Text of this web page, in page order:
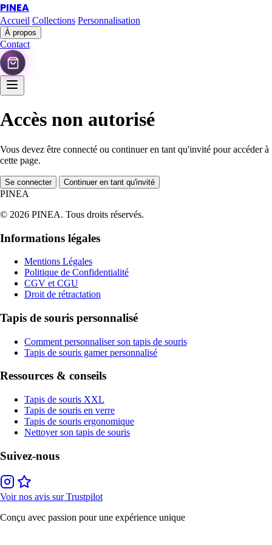
PINEA
Accueil Collections Personnalisation
À propos
Contact
Accès non autorisé
Vous devez être connecté ou continuer en tant qu'invité pour accéder à
cette page.
Se connecter Continuer en tant qu'invité
PINEA
© 2026 PINEA. Tous droits réservés.
Informations légales
Mentions Légales
Politique de Confidentialité
CGV et CGU
Droit de rétractation
Tapis de souris personnalisé
Comment personnaliser son tapis de souris
Tapis de souris gamer personnalisé
Ressources & conseils
Tapis de souris XXL
Tapis de souris en verre
Tapis de souris ergonomique
Nettoyer son tapis de souris
Suivez-nous
Voir nos avis sur Trustpilot
Conçu avec passion pour une expérience unique